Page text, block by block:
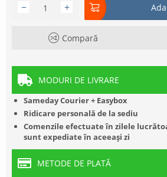
+
−
Compară
MODURI DE LIVRARE
Sameday Courier + Easybox
Ridicare personală de la sediu
Comenzile efectuate în zilele
sunt expediate în aceeași zi
METODE DE PLATĂ